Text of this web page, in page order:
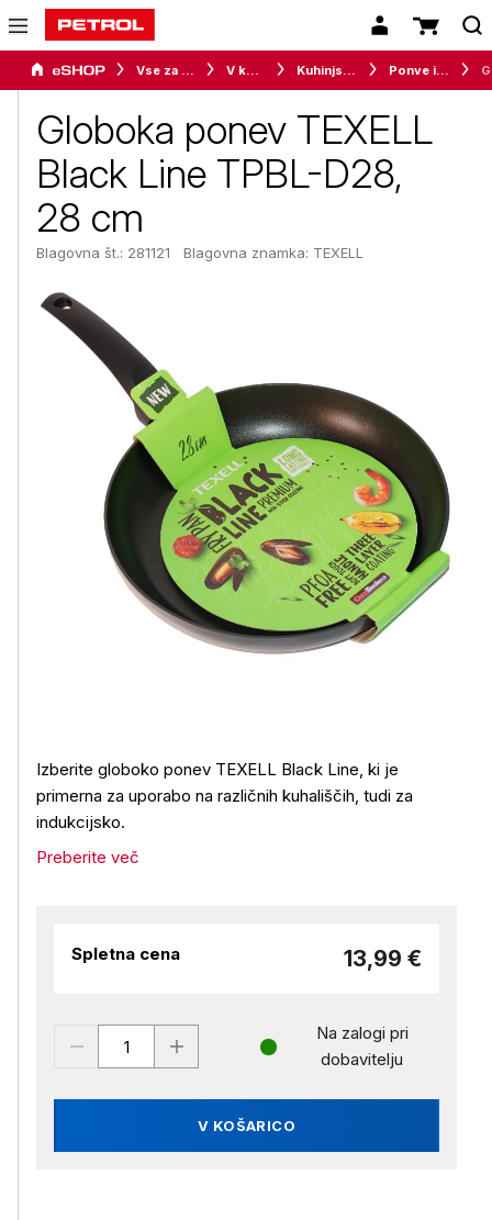
Vse za dom V kuhinji Kuhinjska posoda Ponve in voki
Globoka ponev TEXELL
Black Line TPBL-D28,
28 cm
Blagovna št.: 281121 Blagovna znamka: TEXELL
Izberite globoko ponev TEXELL Black Line, ki je
primerna za uporabo na različnih kuhališčih, tudi za
indukcijsko.
Preberite več
Spletna cena 13,99 €
V KOŠARICO
Na zalogi pri
dobavitelju